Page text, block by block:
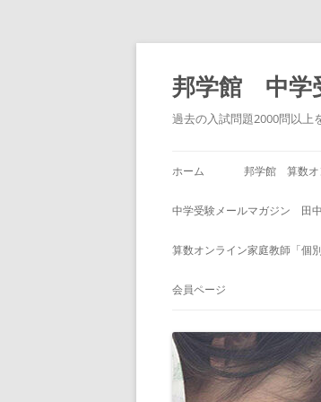
コ
テ
ン
ツ
へ
ス
邦学館 中学
過去の入試問題2000問以上
ホーム 邦学館 算数オ
中学受験メールマガジン 田
算数オンライン家庭教師「個
会員ページ